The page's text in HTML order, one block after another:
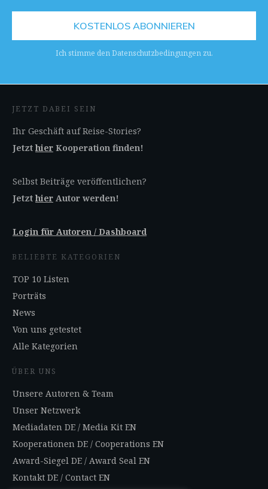
KOSTENLOS ABONNIEREN
Ich stimme den Datenschutzbedingungen zu.
JETZT DABEI SEIN
Ihr Geschäft auf Reise-Stories?
Jetzthier Kooperation finden!
Selbst Beiträge veröffentlichen?
Jetzthier Autor werden!
Login für Autoren / Dashboard
BELIEBTE KATEGORIEN
TOP 10 Listen
Porträts
News
Von uns getestet
Alle Kategorien
ÜBER UNS
Unsere Autoren & Team
Unser Netzwerk
Mediadaten DE / Media Kit EN
Kooperationen DE / Cooperations EN
Award-Siegel DE / Award Seal EN
Kontakt DE / Contact EN